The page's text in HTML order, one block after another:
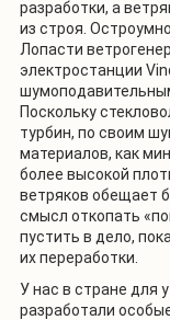
разработки, а
из строя.
Лопасти
электростанции
Поскольку
турбин, по своим
материалов, как
более высокой
ветряков обещает
смысл откопать
пустить в дело,
их переработки.
У нас в стране для
разработали